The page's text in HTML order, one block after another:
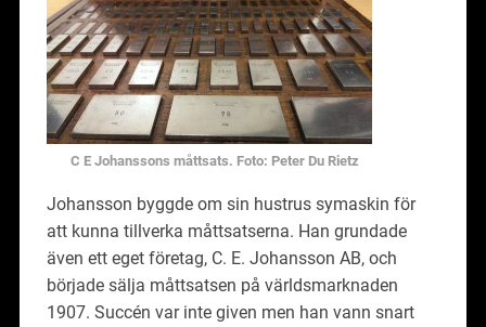
C E Johanssons måttsats. Foto: Peter Du Rietz
Johansson byggde om sin hustrus symaskin för
att kunna tillverka måttsatserna. Han grundade
även ett eget företag, C. E. Johansson AB, och
började sälja måttsatsen på världsmarknaden
1907. Succén var inte given men han vann snart